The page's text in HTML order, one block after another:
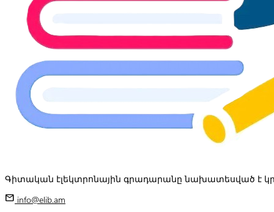
Գիտական էլեկտրոնային գրադարանը նախատեսված է
mail info@elib.am